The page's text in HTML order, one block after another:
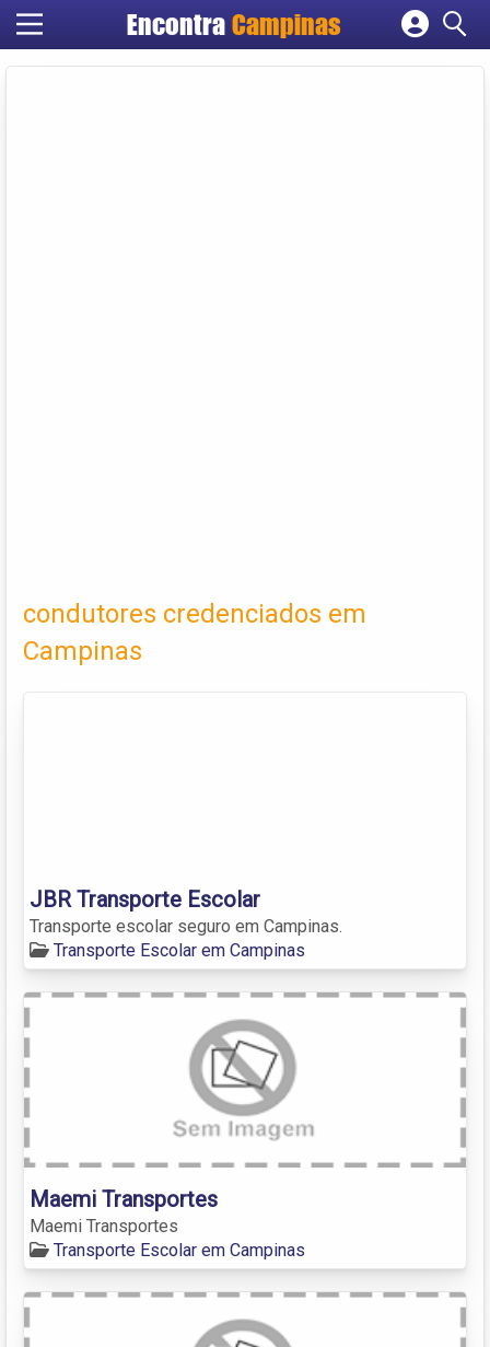
Encontra Campinas
Cadastrar empresa
condutores credenciados em
Campinas
JBR Transporte Escolar
Transporte escolar seguro em Campinas.
Transporte Escolar em Campinas
Maemi Transportes
Maemi Transportes
Transporte Escolar em Campinas